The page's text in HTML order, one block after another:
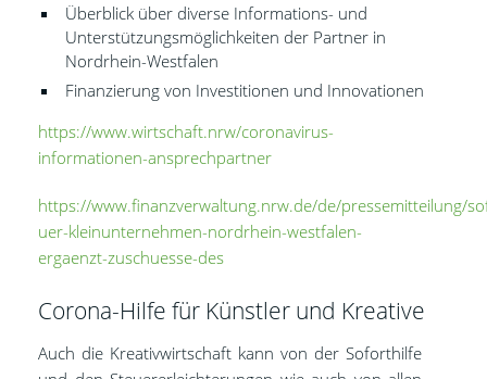
Überblick über diverse Informations- und
Unterstützungsmöglichkeiten der Partner in
Nordrhein-Westfalen
Finanzierung von Investitionen und Innovationen
https://www.wirtschaft.nrw/coronavirus-
informationen-ansprechpartner
https://www.finanzverwaltung.nrw.de/de/pressemitteilung/
uer-kleinunternehmen-nordrhein-westfalen-
ergaenzt-zuschuesse-des
Corona-Hilfe für Künstler und Kreative
Auch die Kreativwirtschaft kann von der Soforthilfe